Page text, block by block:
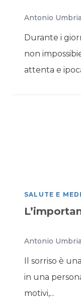
Antonio
Durante i
non
attenta e
SALUTE E
Antonio
Il sorriso è
in una
motivi,...